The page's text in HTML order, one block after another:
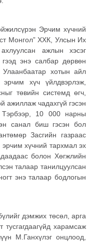
Эрчим хүчний
Монгол” ХХК, Улсын Их
ажлын хэсэг
энэ салбар дөрвөн
Улаанбаатар хотын айл
эрчим хүч үйлдвэрлэж,
төвийн системд өгч,
ажиллаж чадахгүй гэсэн
Тэрбээр, 10 000 нарны
санал биш гэсэн бол
Засгийн газраас
эрчим хүчний тархмал эх
болон Хөгжлийн
талаар танилцуулсан
энэ талаар бодлогын
дэмжих төсөл, арга
тусгагдаагүйд харамсаж
М.Ганхүлэг онцлоод,